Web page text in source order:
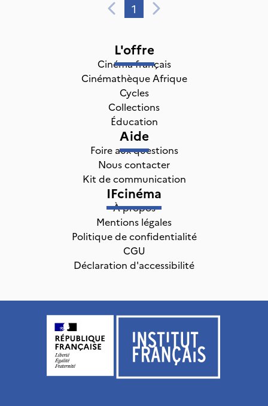
1
L'offre
Cinéma français
Cinémathèque Afrique
Cycles
Collections
Éducation
Aide
Foire aux questions
Nous contacter
Kit de communication
IFcinéma
À propos
Mentions légales
Politique de confidentialité
CGU
Déclaration d'accessibilité